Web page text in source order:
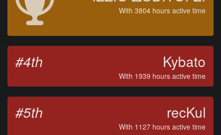
With 3804 hours active time
#4th Kybato
With 1939 hours active time
#5th recKul
With 1127 hours active time